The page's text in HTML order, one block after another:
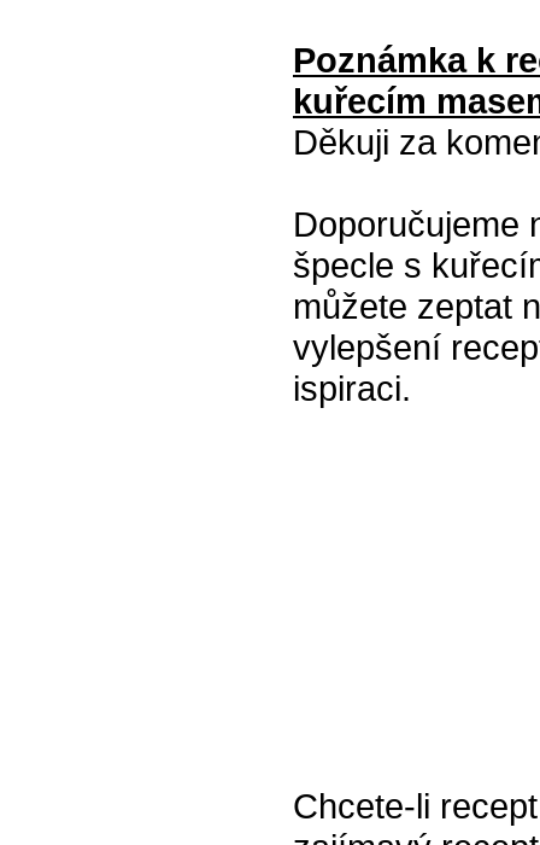
Poznámka k
kuřecím
Děkuji za
Doporučujeme
špecle s
můžete zeptat
vylepšení
ispiraci.
Chcete-li